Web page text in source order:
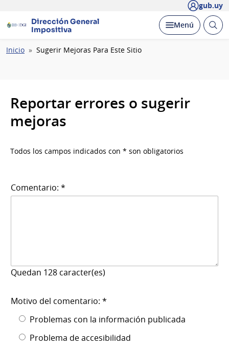
gub.uy
Dirección General
Impositiva
Desplegar
Menú Abrir
Ruta
Inicio Sugerir Mejoras Para Este Sitio
Reportar errores o sugerir
mejoras
Todos los campos indicados con * son obligatorios
Comentario: *
Quedan 128 caracter(es)
Motivo del comentario: *
Problemas con la información publicada
Problema de accesibilidad